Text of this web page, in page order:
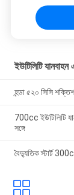
ইউটিলিটি যানবাহন
হন্ডা ৫২০ সিসি
700cc ইউটিলিটি
সঙ্গে
বৈদ্যুতিক স্টার্ট